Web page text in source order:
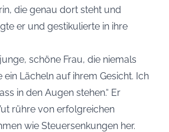
die genau dort steht und
er und gestikulierte in ihre
schöne Frau, die niemals
ein Lächeln auf ihrem Gesicht. Ich
in den Augen stehen.“ Er
rühre von erfolgreichen
wie Steuersenkungen her.